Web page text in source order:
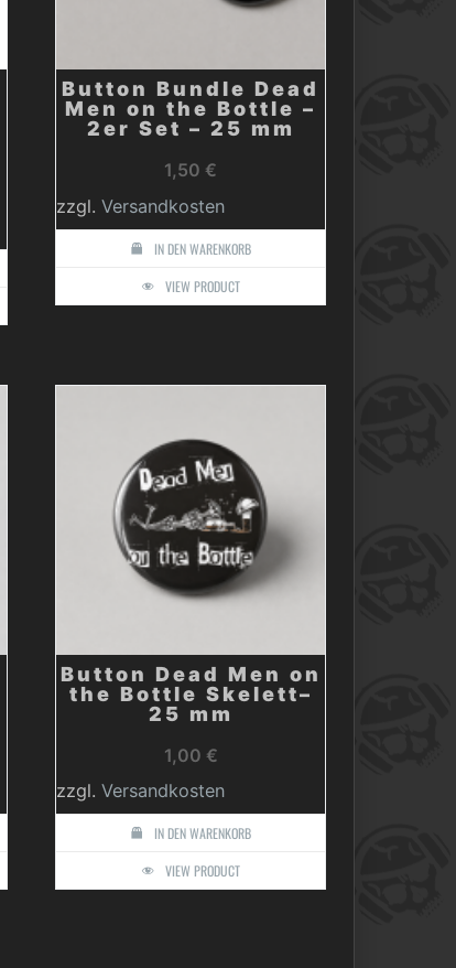
Button Bundle Dead
Men on the Bottle –
2er Set – 25 mm
1,50€
zzgl. Versandkosten
IN DEN WARENKORB
VIEW PRODUCT
Button Dead Men on
the Bottle Skelett–
25 mm
1,00 €
zzgl. Versandkosten
IN DEN WARENKORB
VIEW PRODUCT